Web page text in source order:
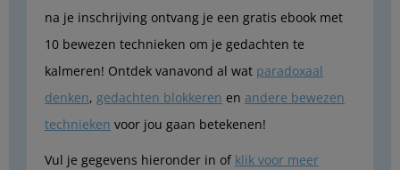
na je inschrijving ontvang je een gratis ebook met
10 bewezen technieken om je gedachten te
kalmeren! Ontdek vanavond al wat paradoxaal
denken, gedachten blokkeren en andere bewezen
technieken voor jou gaan betekenen!
Vul je gegevens hieronder in of klik voor meer